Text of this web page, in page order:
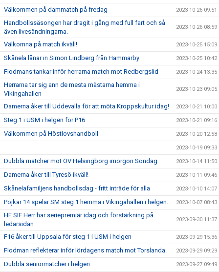
Välkommen på dammatch på fredag 2023-10-26 09:51
Handbollssäsongen har dragit i gång med full fart och så
även livesändningarna.
2023-10-26 08:59
Välkomna på match ikväll! 2023-10-25 15:09
Skånela lånar in Simon Lindberg från Hammarby 2023-10-25 10:42
Flodmans tankar inför herrarna match mot Redbergslid 2023-10-24 13:35
Herrarna tar sig ann de mesta mästarna hemma i
Vikingahallen
2023-10-23 09:05
Damerna åker till Uddevalla för att möta Kroppskultur idag! 2023-10-21 10:00
Steg 1 i USM i helgen för P16 2023-10-21 09:16
Välkommen på Höstlovshandboll 2023-10-20 12:58
2023-10-19 09:33
Dubbla matcher mot OV Helsingborg imorgon Söndag 2023-10-14 11:50
Damerna åker till Tyresö ikväll! 2023-10-11 09:46
Skånelafamiljens handbollsdag - fritt inträde för alla 2023-10-10 14:07
Pojkar 14 spelar SM steg 1 hemma i Vikingahallen i helgen. 2023-10-07 08:43
HF SIF Herr har seriepremiär idag och förstärkning på
ledarsidan
2023-09-30 11:37
F16 åker till Uppsala för steg 1 i USM i helgen 2023-09-29 15:36
Flodman reflekterar inför lördagens match mot Torslanda. 2023-09-29 09:29
Dubbla seniormatcher i helgen 2023-09-27 09:49